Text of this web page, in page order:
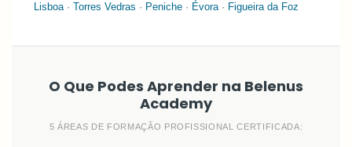
Lisboa· Torres Vedras · Peniche · Évora· Figueira da Foz
O Que Podes Aprender na Belenus
Academy
5 ÁREAS DE FORMAÇÃO PROFISSIONAL CERTIFICADA: